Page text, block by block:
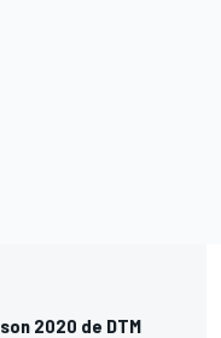
2020 de DTM